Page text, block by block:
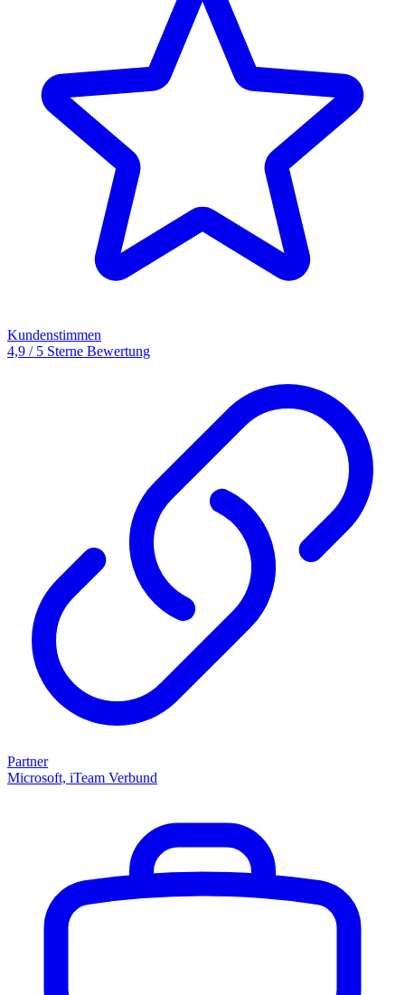
Kundenstimmen
4,9 / 5 Sterne Bewertung
Partner
Microsoft, iTeam Verbund